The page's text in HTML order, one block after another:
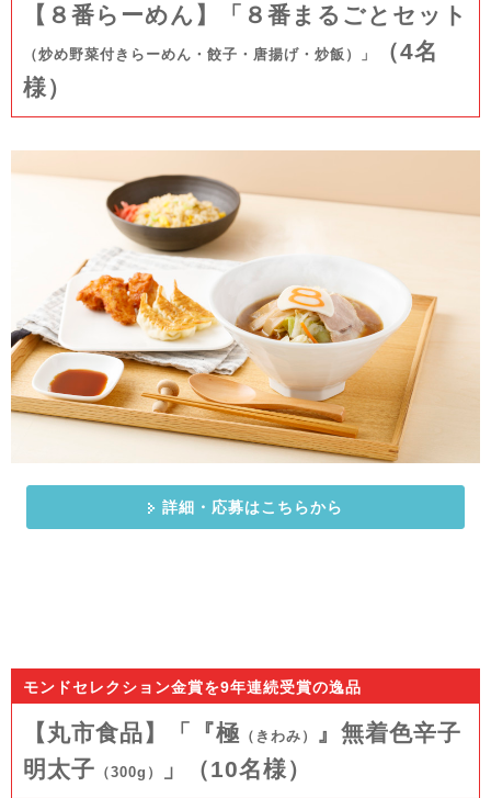
【８番らーめん】「８番まるごとセット
（炒め野菜付きらーめん・餃子・唐揚げ・炒飯）」
（4名
様）
詳細・応募はこちらから
モンドセレクション金賞を9年連続受賞の逸品
【丸市食品】「『極 （きわみ）
』無着色辛子
明太子 （300g） 」（10名様）